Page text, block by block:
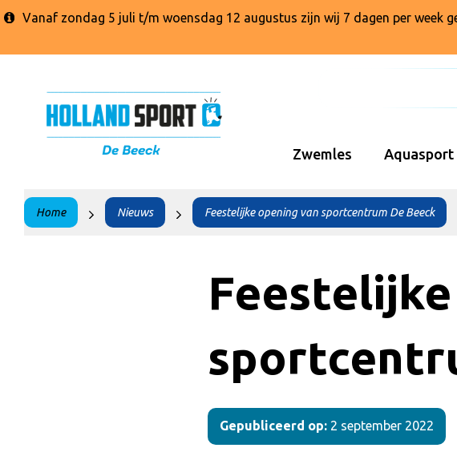
Vanaf zondag 5 juli t/m woensdag 12 augustus zijn wij 7 dagen per week
Zwemles Aquasport
Home Nieuws Feestelijke opening van sportcentrum De Beeck
Gepubliceerd op: 2 september 2022